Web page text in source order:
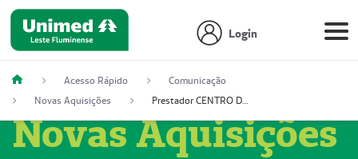
Login
Acesso Rápido
Comunicação
Novas Aquisições
Prestador CENTRO DE ONCOLOGIA
Novas Aquisições